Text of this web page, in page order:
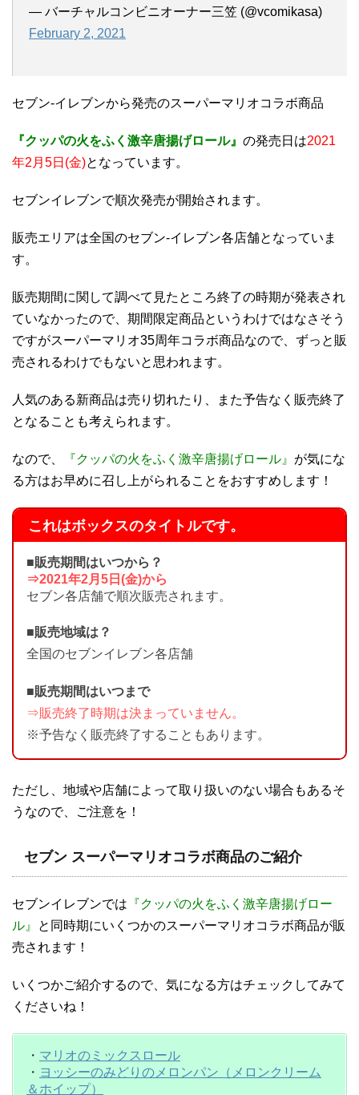
— バーチャルコンビニオーナー三笠 (@vcomikasa)
February 2, 2021
セブン-イレブンから発売のスーパーマリオコラボ商品
『クッパの火をふく激辛唐揚げロール』 の発売日は2021
年2月5日(金)となっています。
セブンイレブンで順次発売が開始されます。
販売エリアは全国のセブン-イレブン各店舗となっていま
す。
販売期間に関して調べて見たところ終了の時期が発表され
ていなかったので、期間限定商品というわけではなさそう
ですがスーパーマリオ35周年コラボ商品なので、ずっと販
売されるわけでもないと思われます。
人気のある新商品は売り切れたり、また予告なく販売終了
となることも考えられます。
なので、 『クッパの火をふく激辛唐揚げロール』 が気にな
る方はお早めに召し上がられることをおすすめします！
これはボックスのタイトルです。
■販売期間はいつから？
⇒2021年2月5日(金)から
セブン各店舗で順次販売されます。
■販売地域は？
全国のセブンイレブン各店舗
■販売期間はいつまで
⇒販売終了時期は決まっていません。
※予告なく販売終了することもあります。
ただし、地域や店舗によって取り扱いのない場合もあるそ
うなので、ご注意を！
セブン スーパーマリオコラボ商品のご紹介
セブンイレブンでは 『クッパの火をふく激辛唐揚げロー
ル』
と同時期にいくつかのスーパーマリオコラボ商品が販
売されます！
いくつかご紹介するので、気になる方はチェックしてみて
くださいね！
・ マリオのミックスロール
・ ヨッシーのみどりのメロンパン（メロンクリーム
＆ホイップ）